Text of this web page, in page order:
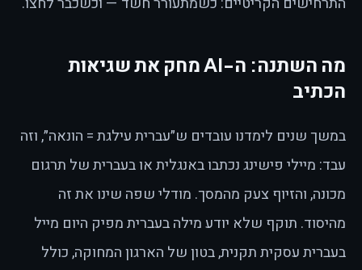
מה השתנה: ה-AI מחק את שגיאות
הכתיב
במשך שנים לימדנו עובדים ש״עברית עילגת = הונאה״, וזה
עבד: מיילי פישינג נכתבו באנגלית או בעברית של תרגום
מכונה, והזיוף צעק מהמסך. מודלי שפה שינו את זה
מהיסוד. תוקף שלא יודע מילה בעברית מפיק היום מייל
בעברית עסקית תקנית, בטון של הארגון המחוקה, כולל